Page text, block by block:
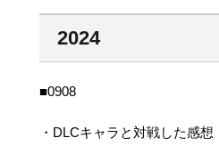
2024
■0908
・DLCキャラと対戦した感想